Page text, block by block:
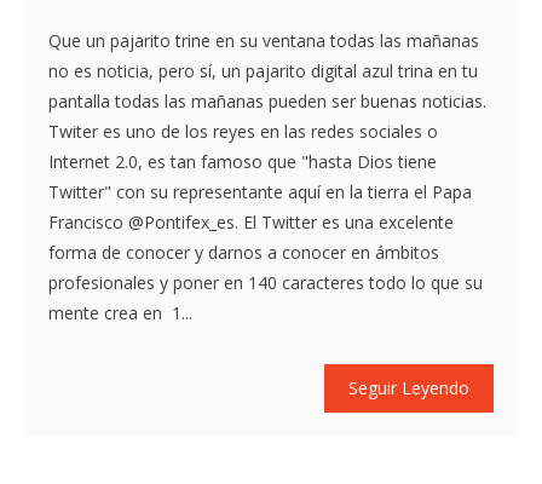
Que un pajarito trine en su ventana todas las mañanas
no es noticia, pero sí, un pajarito digital azul trina en tu
pantalla todas las mañanas pueden ser buenas noticias.
Twiter es uno de los reyes en las redes sociales o
Internet 2.0, es tan famoso que "hasta Dios tiene
Twitter" con su representante aquí en la tierra el Papa
Francisco @Pontifex_es. El Twitter es una excelente
forma de conocer y darnos a conocer en ámbitos
profesionales y poner en 140 caracteres todo lo que su
mente crea en 1...
Seguir Leyendo